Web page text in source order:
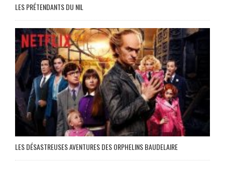
LES PRÉTENDANTS DU NIL
LES DÉSASTREUSES AVENTURES DES ORPHELINS BAUDELAIRE